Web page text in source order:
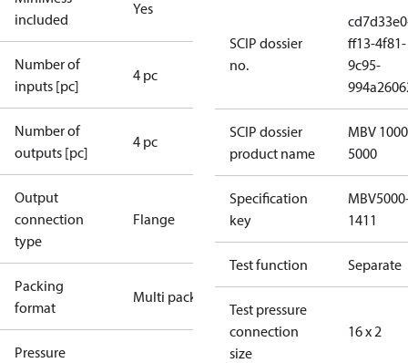
included
Yes
Number of
inputs [pc]
4 pc
Number of
outputs [pc]
4 pc
Output
connection
type
Flange
Packing
format
Multi pack
Pressure
SCIP dossier
no.
ff13-4f81-
9c95-
SCIP dossier
product name
MBV
5000
Specification
key
1411
Test function Separate
Test pressure
connection
size
16 x 2